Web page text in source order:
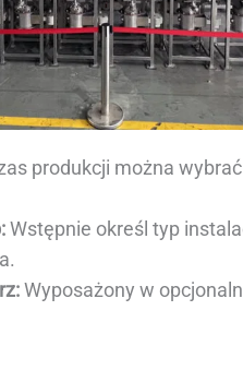
produkcji można
Wstępnie określ typ
Wyposażony w